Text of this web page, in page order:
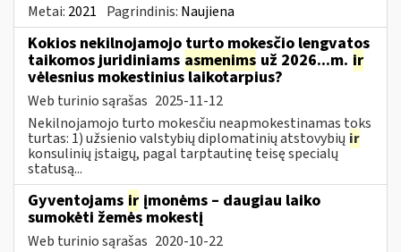
Metai: 2021 Pagrindinis: Naujiena
Kokios nekilnojamojo turto mokesčio lengvatos
taikomos juridiniams asmenims už 2026...m. ir
vėlesnius mokestinius laikotarpius?
Web turinio sąrašas 2025-11-12
Nekilnojamojo turto mokesčiu neapmokestinamas toks
turtas: 1) užsienio valstybių diplomatinių atstovybių ir
konsulinių įstaigų, pagal tarptautinę teisę specialų
statusą...
Gyventojams ir įmonėms – daugiau laiko
sumokėti žemės mokestį
Web turinio sąrašas 2020-10-22